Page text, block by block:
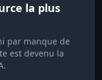
la plus
par manque de
est devenu la